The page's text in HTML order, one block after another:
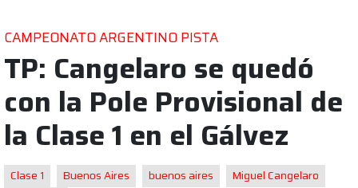
CAMPEONATO ARGENTINO PISTA
TP: Cangelaro se quedó
con la Pole Provisional de
la Clase 1 en el Gálvez
Clase 1 Buenos Aires buenos aires
Miguel Cangelaro